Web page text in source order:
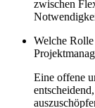
zwischen
Welche
Eine offene